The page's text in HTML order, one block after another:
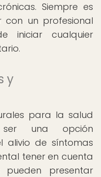
Siempre es
con un profesional
iniciar cualquier
y
para la salud
ser una opción
alivio de síntomas
tener en cuenta
presentar